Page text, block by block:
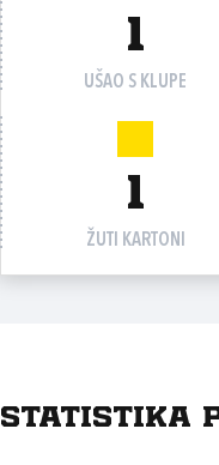
1
UŠAO S KLUPE
1
ŽUTI KARTONI
Statistika